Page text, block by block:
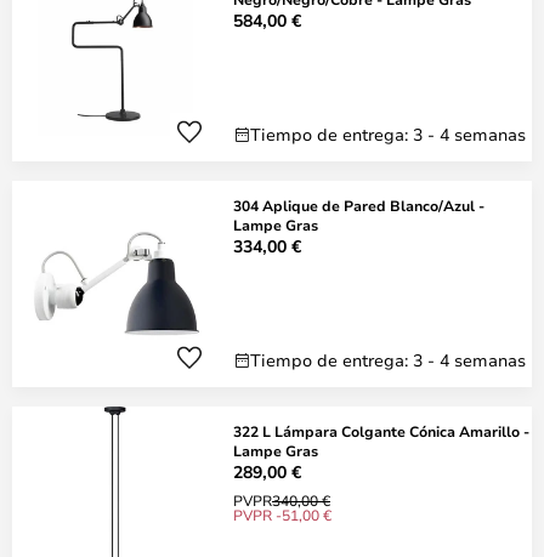
584,00 €
Tiempo de entrega: 3 - 4 semanas
304 Aplique de Pared Blanco/Azul -
Lampe Gras
334,00 €
Tiempo de entrega: 3 - 4 semanas
322 L Lámpara Colgante Cónica Amarillo -
Lampe Gras
289,00 €
PVPR340,00 €
PVPR -51,00 €